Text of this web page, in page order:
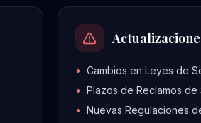
• Cambios en Leyes de
• Plazos de Reclamos de
• Nuevas Regulaciones